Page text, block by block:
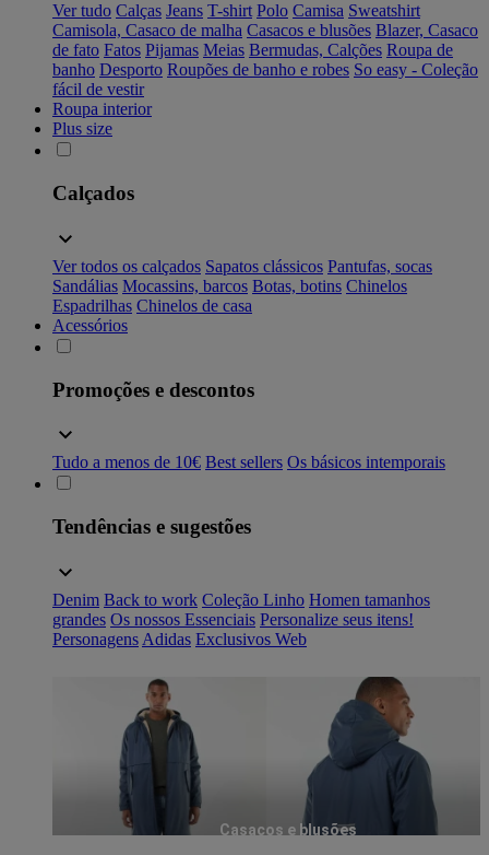
Ver tudo Calças Jeans T-shirt Polo Camisa Sweatshirt
Camisola, Casaco de malha Casacos e blusões Blazer, Casaco
de fato Fatos Pijamas Meias Bermudas, Calções Roupa de
banho Desporto Roupões de banho e robes So easy - Coleção
fácil de vestir
Roupa interior
Plus size
Calçados
Ver todos os calçados Sapatos clássicos Pantufas, socas
Sandálias Mocassins, barcos Botas, botins Chinelos
Espadrilhas Chinelos de casa
Acessórios
Promoções e descontos
Tudo a menos de 10€ Best sellers Os básicos intemporais
Tendências e sugestões
Denim Back to work Coleção Linho Homen tamanhos
grandes Os nossos Essenciais Personalize seus itens!
Personagens Adidas Exclusivos Web
Casacos e blusões